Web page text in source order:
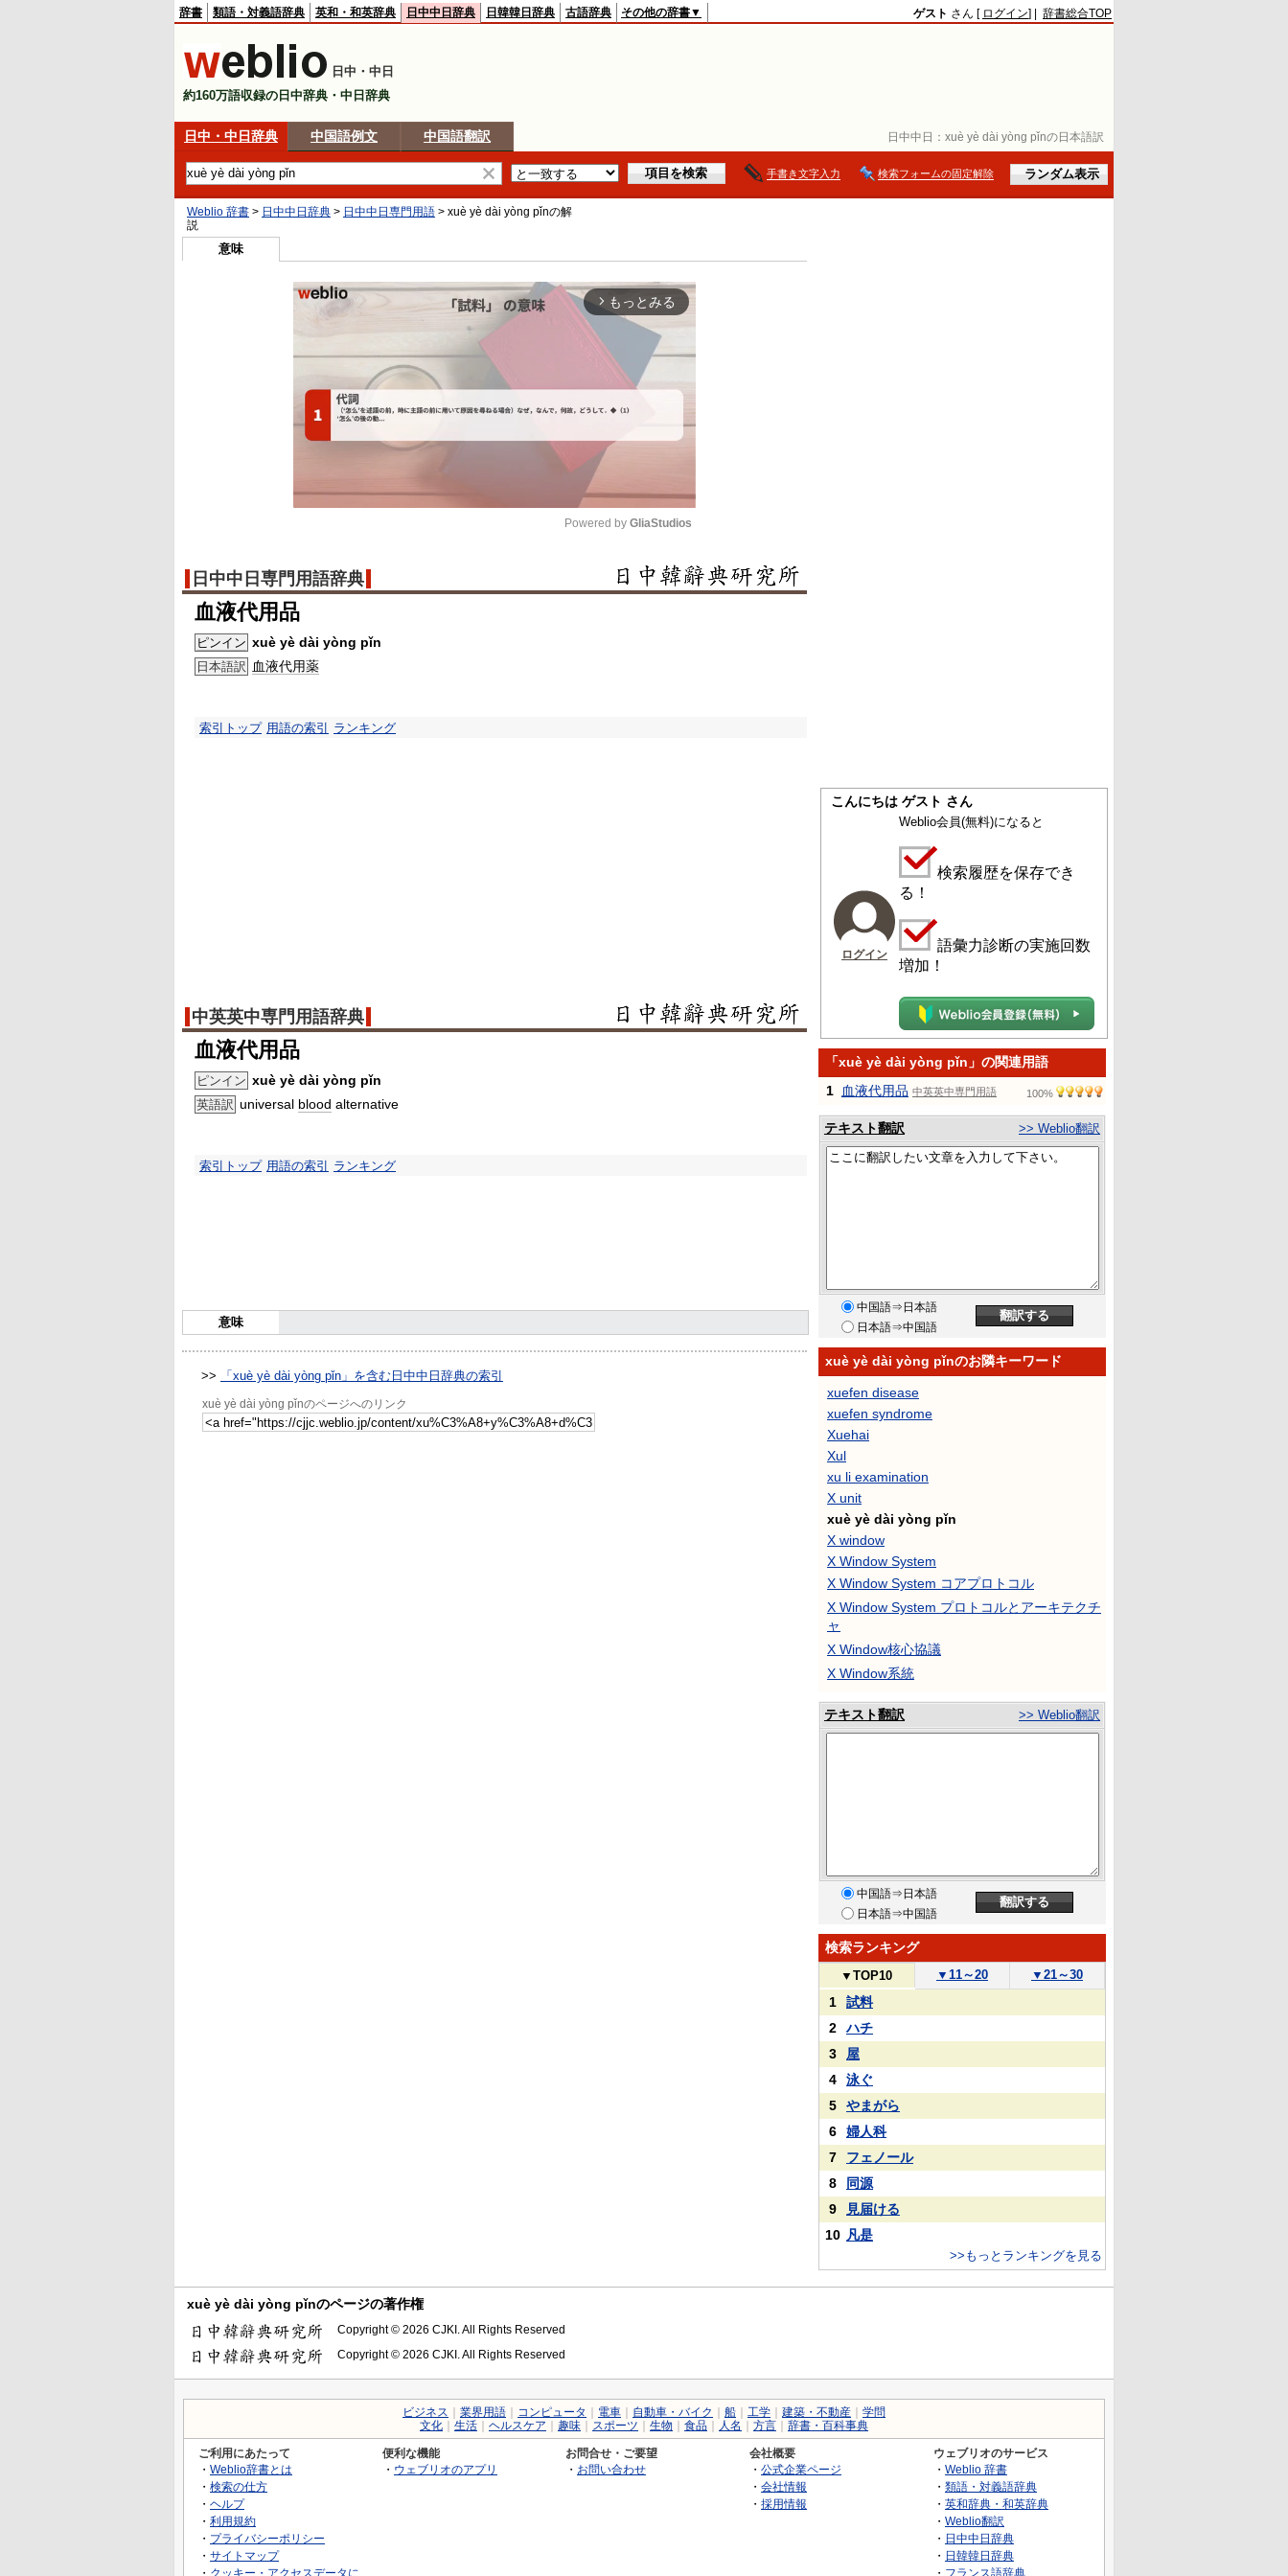
日中中日： xuè yè dài yòng pǐnの日本語訳
辞書 類語・対義語辞典 英和・和英辞典 日中中日辞典 日韓韓日辞典 古語辞典 その他の辞書▼ ゲスト さん [ ログイン] | 辞書総合TOP
日中・中日
約160万語収録の日中辞典・中日辞典
日中・中日辞典 中国語例文 中国語翻訳
手書き文字入力 検索フォームの固定解除
Weblio 辞書 > 日中中日辞典 > 日中中日専門用語 > xuè yè dài yòng pǐnの解
説
意味
arrow_forward_ios もっとみる
Mute
Powered by GliaStudios
日中中日専門用語辞典
血液代用品
ピンイン xuè yè dài yòng pǐn
日本語訳 血液代用薬
索引トップ 用語の索引 ランキング
中英英中専門用語辞典
血液代用品
ピンイン xuè yè dài yòng pǐn
英語訳 universal blood alternative
索引トップ 用語の索引 ランキング
意味
>> 「xuè yè dài yòng pǐn」を含む日中中日辞典の索引
xuè yè dài yòng pǐnのページへのリンク
こんにちは ゲスト さん
ログイン
Weblio会員(無料)になると
検索履歴を保存でき
る！
語彙力診断の実施回数
増加！
「xuè yè dài yòng pǐn」の関連用語
1
血液代用品 中英英中専門用語 100%
テキスト翻訳 >> Weblio翻訳
中国語⇒日本語
日本語⇒中国語
xuè yè dài yòng pǐnのお隣キーワード
xuefen disease
xuefen syndrome
Xuehai
Xul
xu li examination
X unit
xuè yè dài yòng pǐn
X window
X Window System
X Window System コアプロトコル
X Window System プロトコルとアーキテクチ
ャ
X Window核心協議
X Window系統
テキスト翻訳 >> Weblio翻訳
中国語⇒日本語
日本語⇒中国語
検索ランキング
▼ TOP10 ▼ 11～20 ▼ 21～30
1
試料
2
ハチ
3
屋
4
泳ぐ
5
やまがら
6
婦人科
7
フェノール
8
同源
9
見届ける
10 凡是
>>もっとランキングを見る
xuè yè dài yòng pǐnのページの著作権
Copyright © 2026 CJKI. All Rights Reserved
Copyright © 2026 CJKI. All Rights Reserved
ビジネス 業界用語 コンピュータ 電車 自動車・バイク 船 工学 建築・不動産
学問
文化
生活 ヘルスケア 趣味 スポーツ 生物 食品 人名 方言 辞書・百科事典
ご利用にあたって
・ Weblio辞書とは
・ 検索の仕方
・ ヘルプ
・ 利用規約
・ プライバシーポリシー
・ サイトマップ
・ クッキー・アクセスデータに
便利な機能
・ ウェブリオのアプリ
お問合せ・ご要望
・ お問い合わせ
会社概要
・ 公式企業ページ
・ 会社情報
・ 採用情報
ウェブリオのサービス
・ Weblio 辞書
・ 類語・対義語辞典
・ 英和辞典・和英辞典
・ Weblio翻訳
・ 日中中日辞典
・ 日韓韓日辞典
・ フランス語辞典